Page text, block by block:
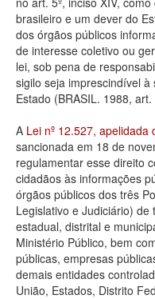
Legislação
Agenda
Perguntas frequentes
Contato
brasileiro e um dever do
dos órgãos públicos
de interesse coletivo ou
lei, sob pena de
sigilo seja imprescindível
Estado (BRASIL. 1988, art.
A Lei nº 12.527,
sancionada em 18 de
regulamentar esse direito
cidadãos às informações
órgãos públicos dos três
Legislativo e Judiciário)
estadual, distrital e
Ministério Público, bem
públicas, empresas
demais entidades
União, Estados, Distrito